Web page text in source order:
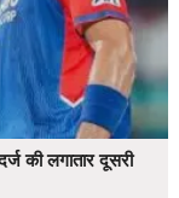
की लगातार दूसरी